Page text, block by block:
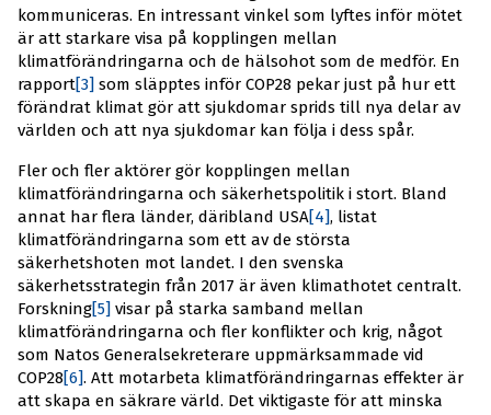
kommuniceras. En intressant vinkel som lyftes inför mötet
är att starkare visa på kopplingen mellan
klimatförändringarna och de hälsohot som de medför. En
rapport[3] som släpptes inför COP28 pekar just på hur ett
förändrat klimat gör att sjukdomar sprids till nya delar av
världen och att nya sjukdomar kan följa i dess spår.
Fler och fler aktörer gör kopplingen mellan
klimatförändringarna och säkerhetspolitik i stort. Bland
annat har flera länder, däribland USA[4], listat
klimatförändringarna som ett av de största
säkerhetshoten mot landet. I den svenska
säkerhetsstrategin från 2017 är även klimathotet centralt.
Forskning[5] visar på starka samband mellan
klimatförändringarna och fler konflikter och krig, något
som Natos Generalsekreterare uppmärksammade vid
COP28[6]. Att motarbeta klimatförändringarnas effekter är
att skapa en säkrare värld. Det viktigaste för att minska